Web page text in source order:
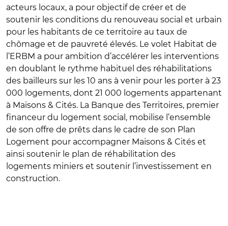
acteurs locaux, a pour objectif de créer et de
soutenir les conditions du renouveau social et urbain
pour les habitants de ce territoire au taux de
chômage et de pauvreté élevés. Le volet Habitat de
l’ERBM a pour ambition d’accélérer les interventions
en doublant le rythme habituel des réhabilitations
des bailleurs sur les 10 ans à venir pour les porter à 23
000 logements, dont 21 000 logements appartenant
à Maisons & Cités. La Banque des Territoires, premier
financeur du logement social, mobilise l’ensemble
de son offre de prêts dans le cadre de son Plan
Logement pour accompagner Maisons & Cités et
ainsi soutenir le plan de réhabilitation des
logements miniers et soutenir l’investissement en
construction.